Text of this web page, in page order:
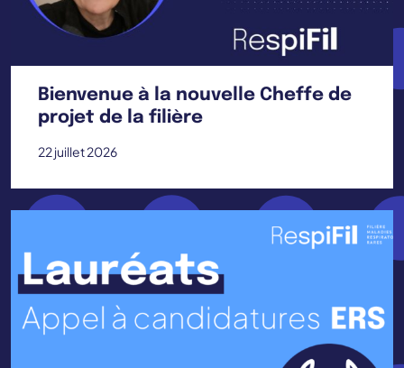
Bienvenue à la nouvelle Cheffe de
projet de la filière
22 juillet 2026